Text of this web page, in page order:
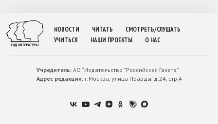
НОВОСТИ ЧИТАТЬ
СМОТРЕТЬ/СЛУШАТЬ
УЧИТЬСЯ
НАШИ ПРОЕКТЫ О НАС
Учредитель:АО “Издательство ”Российская Газета”
Адрес редакции:г.Москва, улица Правды. д.24, стр.4